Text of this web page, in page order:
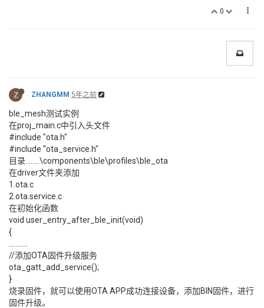
0
Z ZHANGMM 5年之前
ble_mesh测试实例
在proj_main.c中引入头文件
#include "ota.h"
#include "ota_service.h"
目录........\components\ble\profiles\ble_ota
在driver文件夹添加
1.ota.c
2.ota.service.c
在初始化函数
void user_entry_after_ble_init(void)
{
//添加OTA固件升级服务
ota_gatt_add_service();
}
烧录固件，就可以使用OTA APP成功连接设备，添加BIN固件，进行
固件升级。